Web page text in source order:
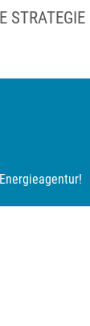
STRATEGIE